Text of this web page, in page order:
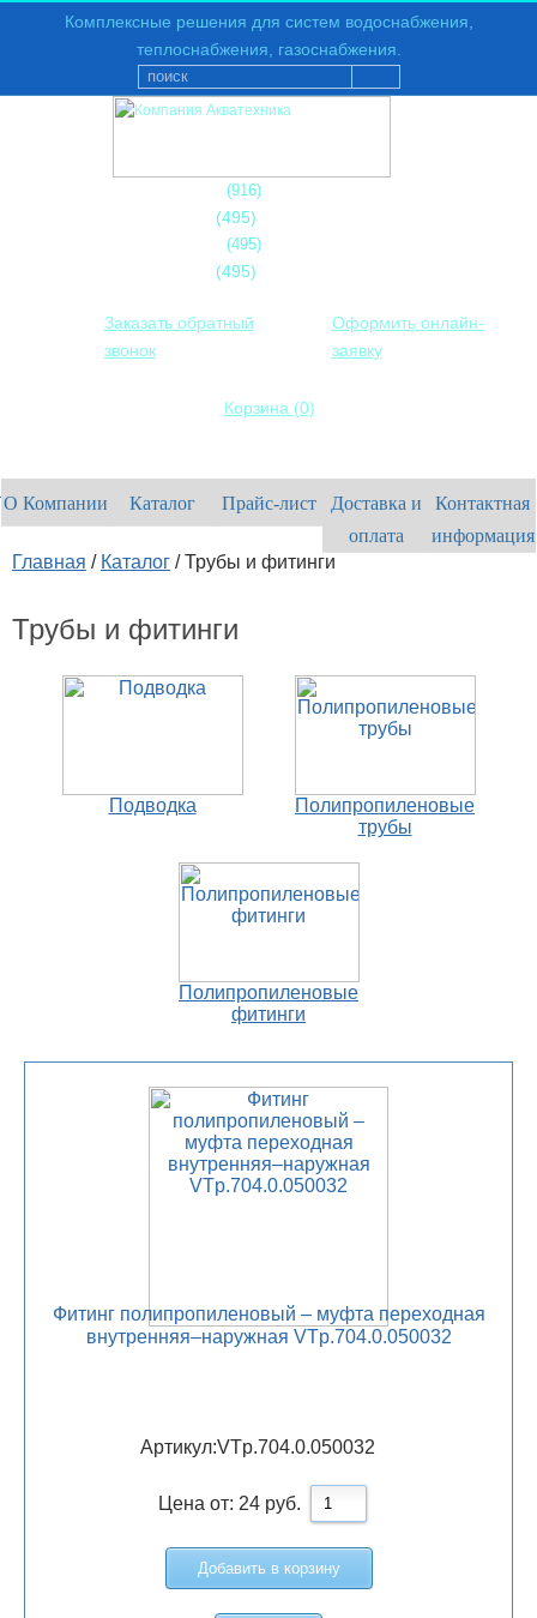
Комплексные решения для систем водоснабжения,
теплоснабжения, газоснабжения.
(916)593-86-95
(495)
(495)592-13-84
(495)
Заказать обратный
звонок
Оформитьонлайн-
заявку
Корзина (0)
О Компании Каталог Прайс-лист
Доставка и
оплата
Контактная
информация
Главная / Каталог /Трубы и фитинги
Трубы и фитинги
Подводка
Полипропиленовые
трубы
Полипропиленовые
фитинги
Фитинг полипропиленовый – муфта переходная
внутренняя–наружная VTp.704.0.050032
Артикул:VTp.704.0.050032
Цена от: 24 руб.
Добавить в корзину